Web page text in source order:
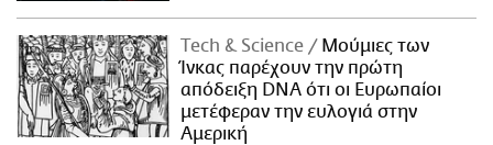
Τech & Science
Μούμιες των
Ίνκας παρέχουν την πρώτη
απόδειξη DNA ότι οι Ευρωπαίοι
μετέφεραν την ευλογιά στην
Αμερική